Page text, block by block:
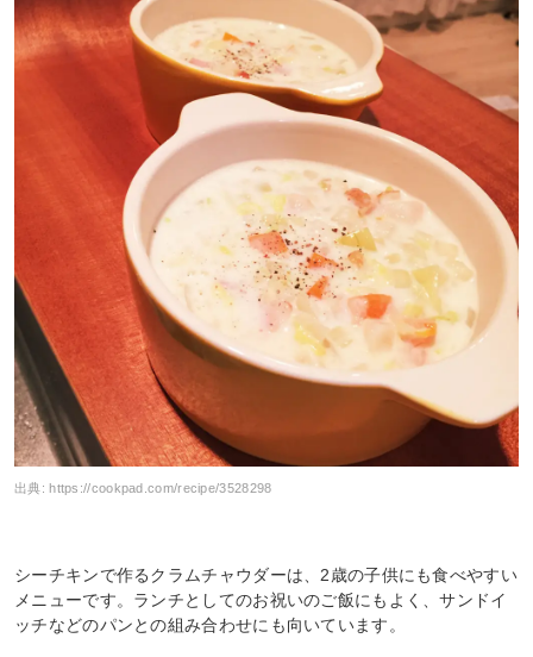
出典: https://cookpad.com/recipe/3528298
シーチキンで作るクラムチャウダーは、2歳の子供にも食べやすい
メニューです。ランチとしてのお祝いのご飯にもよく、サンドイ
ッチなどのパンとの組み合わせにも向いています。